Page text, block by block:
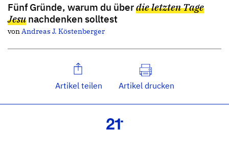
Fünf Gründe, warum du überdie letzten Tage
Jesu nachdenken solltest
vonAndreas J. Köstenberger
Artikel teilen Artikel drucken